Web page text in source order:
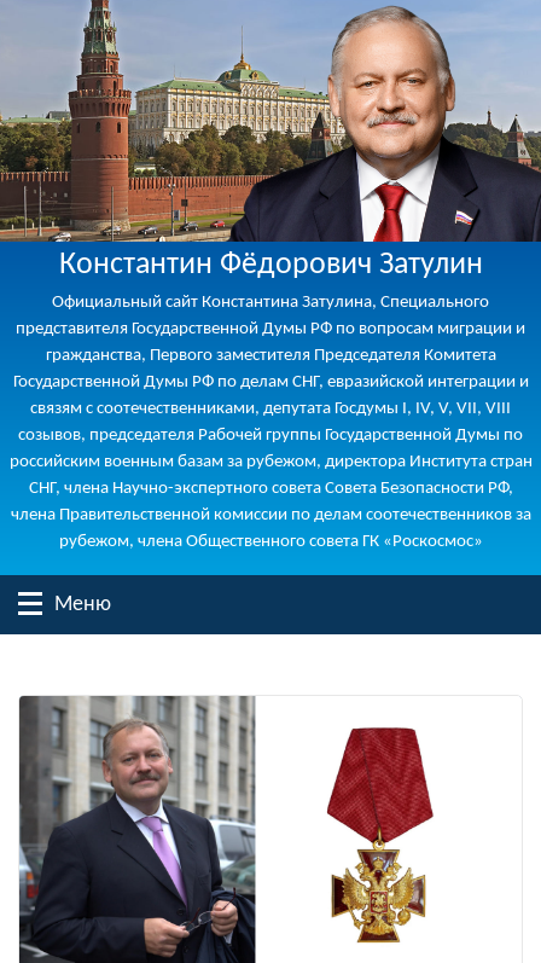
Константин Фёдорович Затулин
Официальный сайт Константина Затулина, Специального
представителя Государственной Думы РФ по вопросам миграции и
гражданства, Первого заместителя Председателя Комитета
Государственной Думы РФ по делам СНГ, евразийской интеграции и
связям с соотечественниками, депутата Госдумы I, IV, V, VII, VIII
созывов, председателя Рабочей группы Государственной Думы по
российским военным базам за рубежом, директора Института стран
СНГ, члена Научно-экспертного совета Совета Безопасности РФ,
члена Правительственной комиссии по делам соотечественников за
рубежом, члена Общественного совета ГК «Роскосмос»
Меню